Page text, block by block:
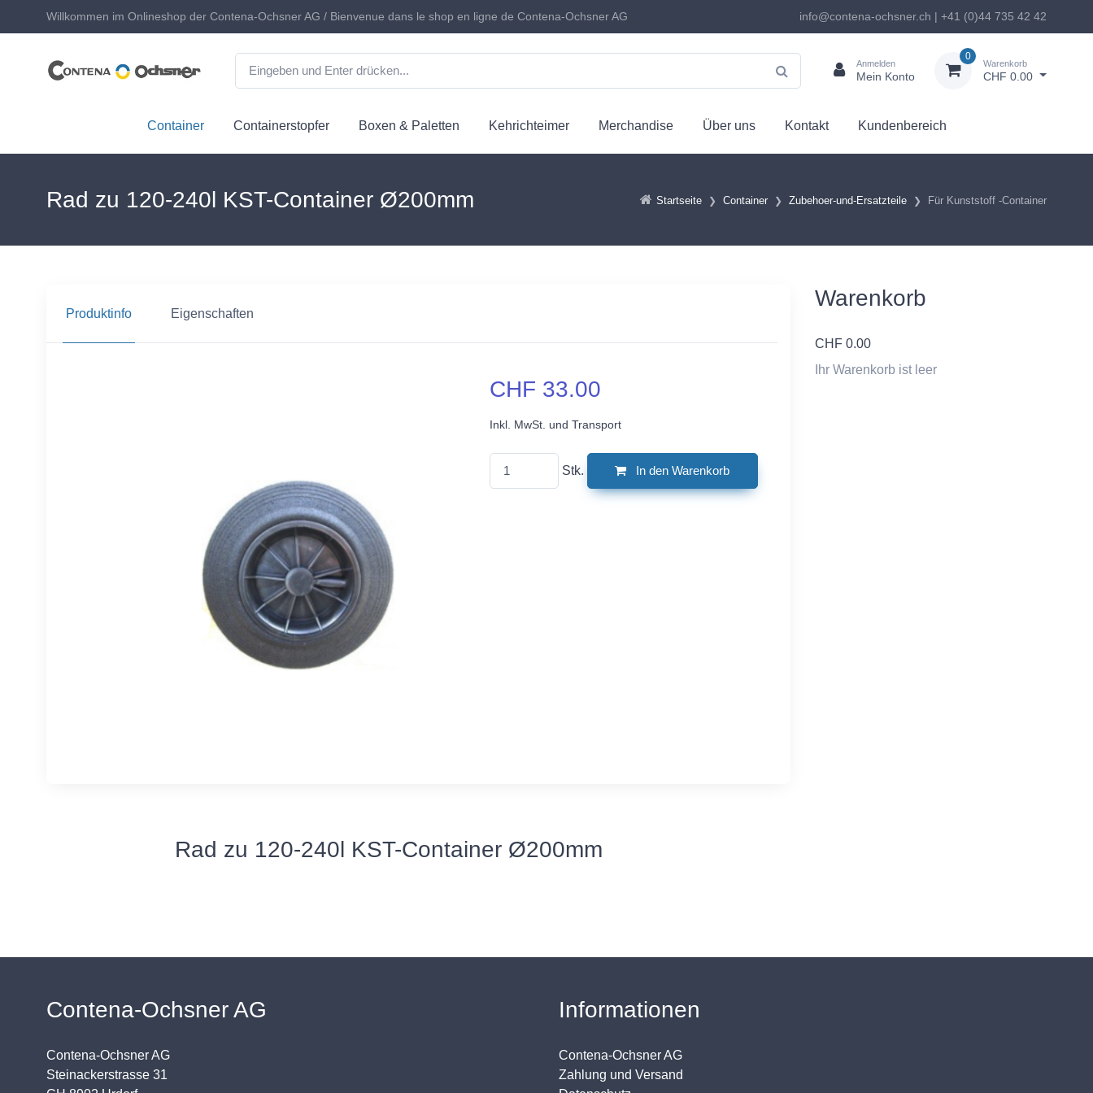
Willkommen im Onlineshop der Contena-Ochsner AG / Bienvenue dans le shop en ligne de Contena-Ochsner AG info@contena-ochsner.ch | +41 (0)44 735 42 42
Anmelden
Mein Konto
0
Warenkorb
CHF 0.00
Container Containerstopfer Boxen & Paletten Kehrichteimer Merchandise Über uns Kontakt Kundenbereich
Startseite Container Zubehoer-und-Ersatzteile Für Kunststoff -Container
Rad zu 120-240l KST-Container Ø200mm
Produktinfo Eigenschaften
CHF 33.00
Inkl. MwSt. und Transport
Stk. In den Warenkorb
Rad zu 120-240l KST-Container Ø200mm
Warenkorb
CHF 0.00
Ihr Warenkorb ist leer
Contena-Ochsner AG
Contena-Ochsner AG
Steinackerstrasse 31
Informationen
Contena-Ochsner AG
Zahlung und Versand